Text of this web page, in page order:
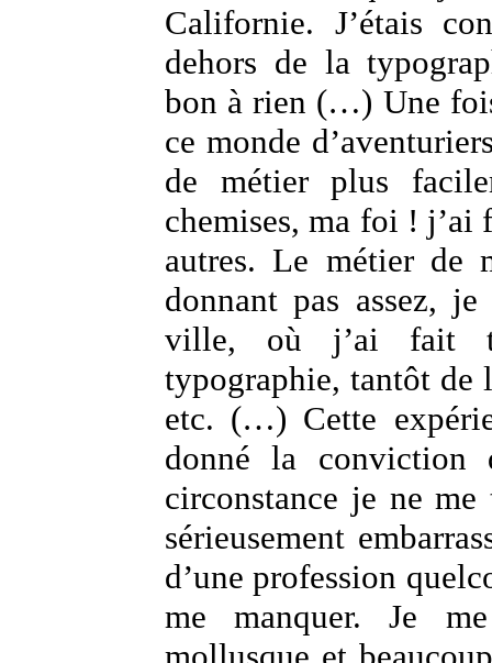
Californie. J’étais
dehors de la
bon à rien (…) Une
ce monde
de métier plus
chemises, ma foi ! j’ai
autres. Le métier de
donnant pas assez,
ville, où j’ai fait
typographie, tantôt de
etc. (…) Cette
donné la conviction
circonstance je ne
sérieusement
d’une profession
me manquer. Je